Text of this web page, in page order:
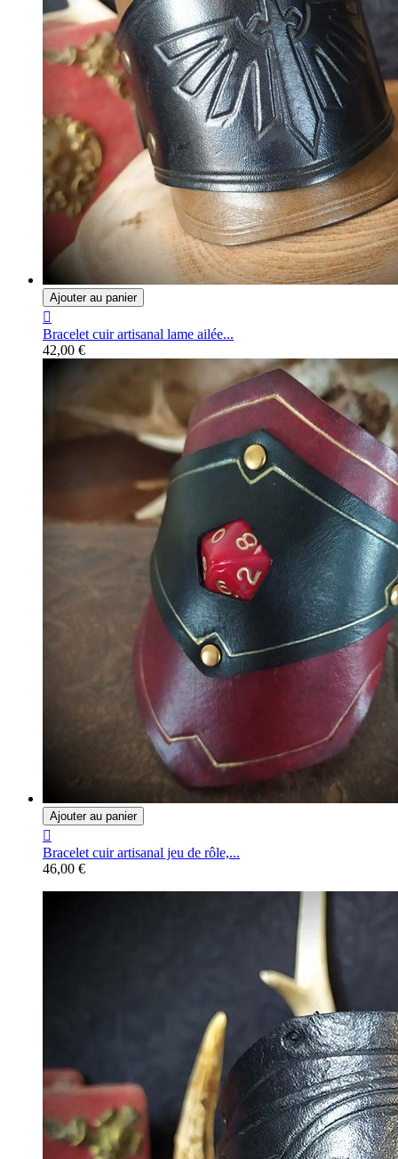
Ajouter au panier

Bracelet cuir artisanal lame ailée...
42,00 €
Ajouter au panier

Bracelet cuir artisanal jeu de rôle,...
46,00 €